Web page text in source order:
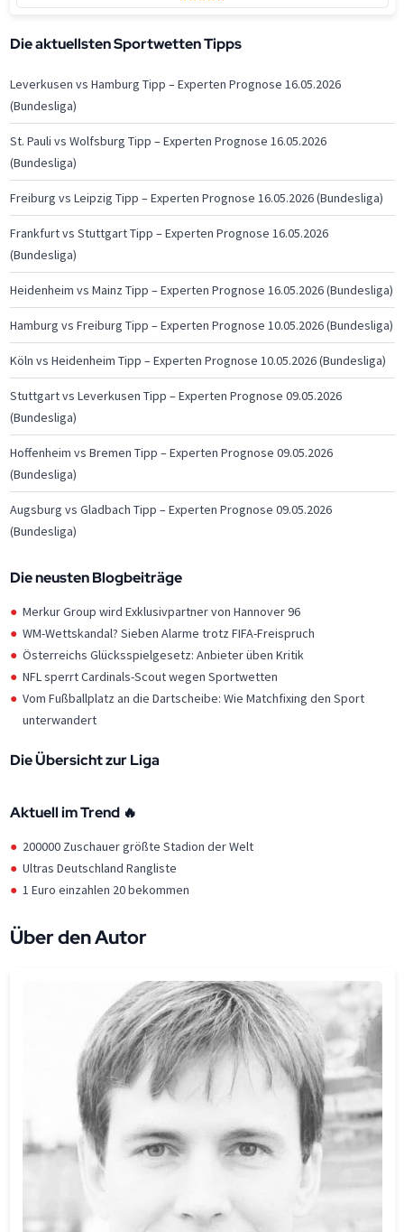
Die aktuellsten Sportwetten Tipps
Leverkusen vs Hamburg Tipp – Experten Prognose 16.05.2026
(Bundesliga)
St. Pauli vs Wolfsburg Tipp – Experten Prognose 16.05.2026
(Bundesliga)
Freiburg vs Leipzig Tipp – Experten Prognose 16.05.2026 (Bundesliga)
Frankfurt vs Stuttgart Tipp – Experten Prognose 16.05.2026
(Bundesliga)
Heidenheim vs Mainz Tipp – Experten Prognose 16.05.2026 (Bundesliga)
Hamburg vs Freiburg Tipp – Experten Prognose 10.05.2026 (Bundesliga)
Köln vs Heidenheim Tipp – Experten Prognose 10.05.2026 (Bundesliga)
Stuttgart vs Leverkusen Tipp – Experten Prognose 09.05.2026
(Bundesliga)
Hoffenheim vs Bremen Tipp – Experten Prognose 09.05.2026
(Bundesliga)
Augsburg vs Gladbach Tipp – Experten Prognose 09.05.2026
(Bundesliga)
Die neusten Blogbeiträge
Merkur Group wird Exklusivpartner von Hannover 96
WM-Wettskandal? Sieben Alarme trotz FIFA-Freispruch
Österreichs Glücksspielgesetz: Anbieter üben Kritik
NFL sperrt Cardinals-Scout wegen Sportwetten
Vom Fußballplatz an die Dartscheibe: Wie Matchfixing den Sport
unterwandert
Die Übersicht zur Liga
Aktuell im Trend 🔥
200000 Zuschauer größte Stadion der Welt
Ultras Deutschland Rangliste
1 Euro einzahlen 20 bekommen
Über den Autor